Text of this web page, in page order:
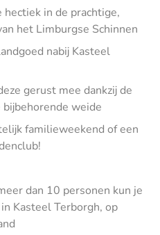
hectiek in de prachtige,
het Limburgse Schinnen
nabij Kasteel
gerust mee dankzij de
weide
familieweekend of een
dan 10 personen kun je
Kasteel Terborgh, op